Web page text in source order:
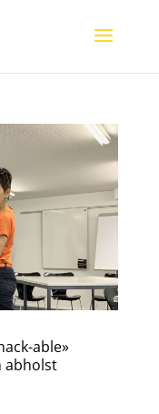
able»
abholst